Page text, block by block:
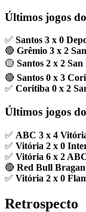
Últimos jogos
✅ Santos 3 x 0
🔴 Grêmio 3 x 2
🟡 Santos 2 x 2
🔴 Santos 0 x 3
✅ Coritiba 0 x 2
Últimos jogos
✅ ABC 3 x 4
✅ Vitória 2 x 0
✅ Vitória 6 x 2
🔴 Red Bull
✅ Vitória 2 x 0
Retrospecto